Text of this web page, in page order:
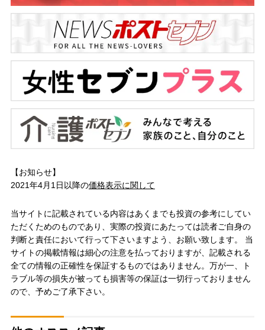
【お知らせ】
2021年4月1日以降の価格表示に関して
当サイトに記載されている内容はあくまでも投資の参考にしてい
ただくためのものであり、実際の投資にあたっては読者ご自身の
判断と責任において行って下さいますよう、お願い致します。 当
サイトの掲載情報は細心の注意を払っておりますが、記載される
全ての情報の正確性を保証するものではありません。万が一、ト
ラブル等の損失が被っても損害等の保証は一切行っておりません
ので、予めご了承下さい。